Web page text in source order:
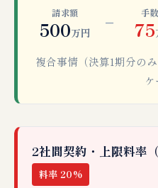
請求額
500万円
− 手
75
複合事情（決算1期分の
ケ
2社間契約・上限料率
料率 20%